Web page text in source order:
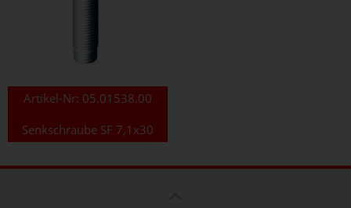
Artikel-Nr: 05.01538.00
Senkschraube SF 7,1x30